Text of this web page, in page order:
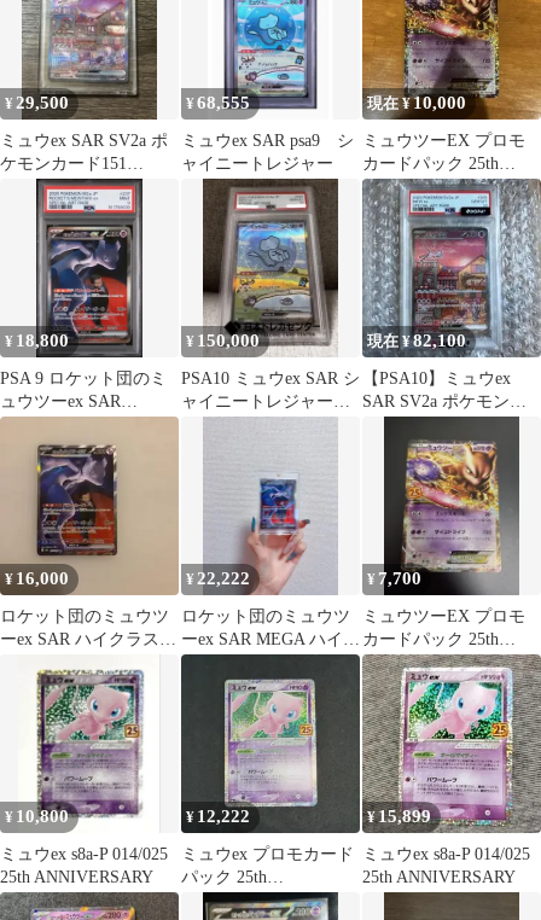
¥ 29,500
ミュウex SAR SV2a ポ
ケモンカード151
205/165
¥68,555
ミュウex SAR psa9 シ
ャイニートレジャー
現在 ¥10,000
ミュウツーEX プロモ
カードパック 25th
ANNIVERSARY edit…
¥ 18,800
PSA 9 ロケット団のミ
ュウツーex SAR
237/193 a471
¥ 150,000
PSA10 ミュウex SAR シ
ャイニートレジャー
現在 ¥82,100
【PSA10】ミュウex
SAR SV2a ポケモンカ
¥ 16,000
ロケット団のミュウツ
ーex SAR ハイクラスパ
¥ 22,222
ロケット団のミュウツ
ーex SAR MEGA ハイク
ラスパック MEGAドリ
¥ 7,700
ミュウツーEX プロモ
カードパック 25th
ANNIVERSARY edit…
¥ 10,800
ミュウex s8a-P 014/025
25th ANNIVERSARY
¥ 12,222
ミュウex プロモカード
パック 25th
ANNIVERSARY editio…
¥15,899
ミュウex s8a-P 014/025
25th ANNIVERSARY